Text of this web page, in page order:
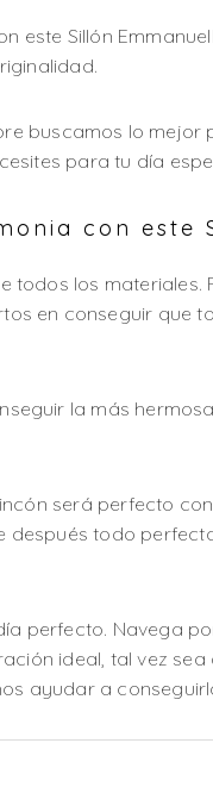
este Sillón
buscamos lo mejor
para tu día
con este
los materiales.
en conseguir que
la más
será perfecto
después todo
perfecto. Navega
ideal, tal vez
ayudar a